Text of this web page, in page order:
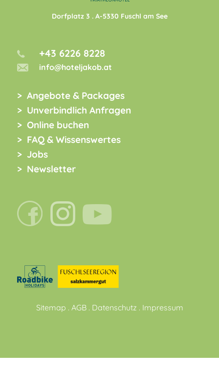
Dorfplatz 3 . A-5330 Fuschl am See
+43 6226 8228
info@hoteljakob.at
Angebote & Packages
Unverbindlich Anfragen
Online buchen
FAQ & Wissenswertes
Jobs
Newsletter
Sitemap . AGB. Datenschutz . Impressum